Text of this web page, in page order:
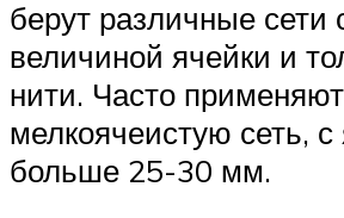
берут различные сети
величиной ячейки и
нити. Часто применяют
мелкоячеистую сеть, с
больше 25-30 мм.